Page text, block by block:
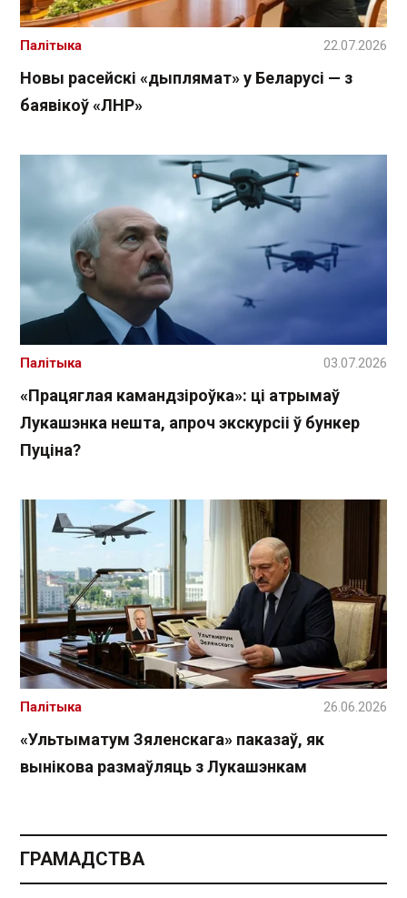
Новы расейскі «дыплямат» у Беларусі — з
баявікоў «ЛНР»
Палітыка 22.07.2026
«Працяглая камандзіроўка»: ці атрымаў
Лукашэнка нешта, апроч экскурсіі ў бункер
Пуціна?
Палітыка 03.07.2026
«Ультыматум Зяленскага» паказаў, як
вынікова размаўляць з Лукашэнкам
Палітыка 26.06.2026
ГРАМАДСТВА